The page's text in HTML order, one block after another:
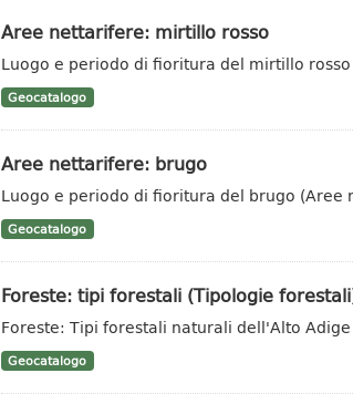
Aree nettarifere: mirtillo rosso
Luogo e periodo di fioritura del mirtillo
Geocatalogo
Aree nettarifere: brugo
Luogo e periodo di fioritura del brugo
Geocatalogo
Foreste: tipi forestali (Tipologie
Foreste: Tipi forestali naturali dell'Alto Adige
Geocatalogo